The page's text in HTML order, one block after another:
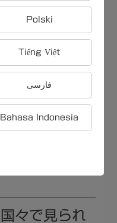
〇
も高価なラ
る
賞の際に注
を学ぶこと
々で見られ
Polski
Tiếng Việt
فارسی
Bahasa Indonesia